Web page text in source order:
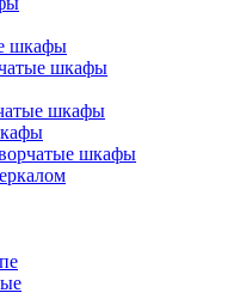
шкафы
шкафы
шкафы
шкафы